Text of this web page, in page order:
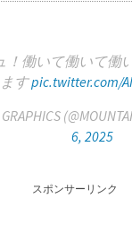
！働いて働いて働
すpic.twitter.com/
6, 2025
スポンサーリンク